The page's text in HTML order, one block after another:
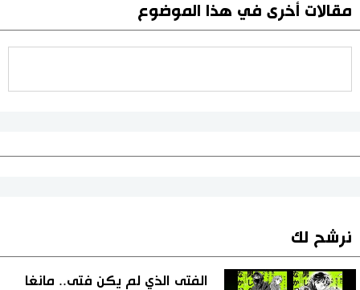
مقالات أخرى في هذا الموضوع
نرشح لك
الفتى الذي لم يكن فتى.. مانغا